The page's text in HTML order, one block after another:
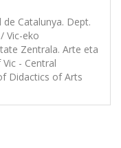
Catalunya. Dept.
Vic-eko
Zentrala. Arte eta
- Central
Didactics of Arts